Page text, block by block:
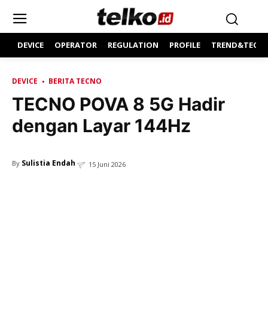
DEVICE OPERATOR REGULATION PROFILE
DEVICE BERITA TECNO
TECNO POVA 8 5G Hadir
dengan Layar 144Hz
By Sulistia Endah 15 Juni 2026